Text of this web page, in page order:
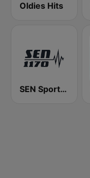
Oldies Hits
SEN Sports 1170 Sydney